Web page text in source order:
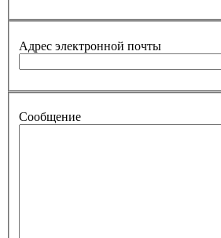
Адрес электронной почты
Сообщение